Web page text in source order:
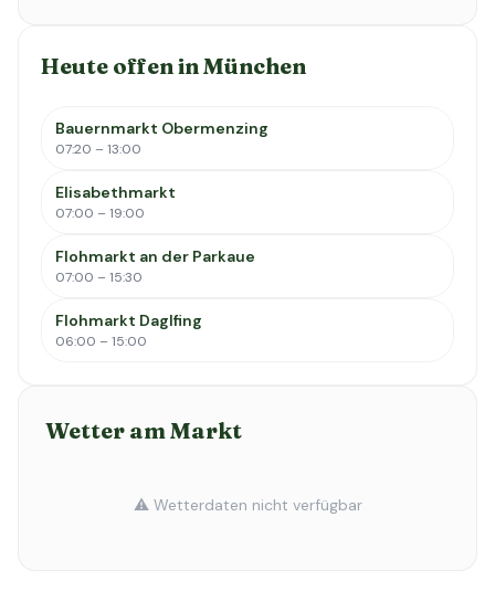
Heute offen in München
Bauernmarkt Obermenzing
07:20 – 13:00
Elisabethmarkt
07:00 – 19:00
Flohmarkt an der Parkaue
07:00 – 15:30
Flohmarkt Daglfing
06:00 – 15:00
Wetter am Markt
⚠️ Wetterdaten nicht verfügbar